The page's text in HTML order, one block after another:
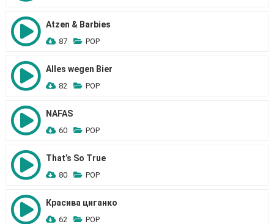
Atzen & Barbies
87 POP
Alles wegen Bier
82 POP
NAFAS
60 POP
That’s So True
80 POP
Красива циганко
62 POP